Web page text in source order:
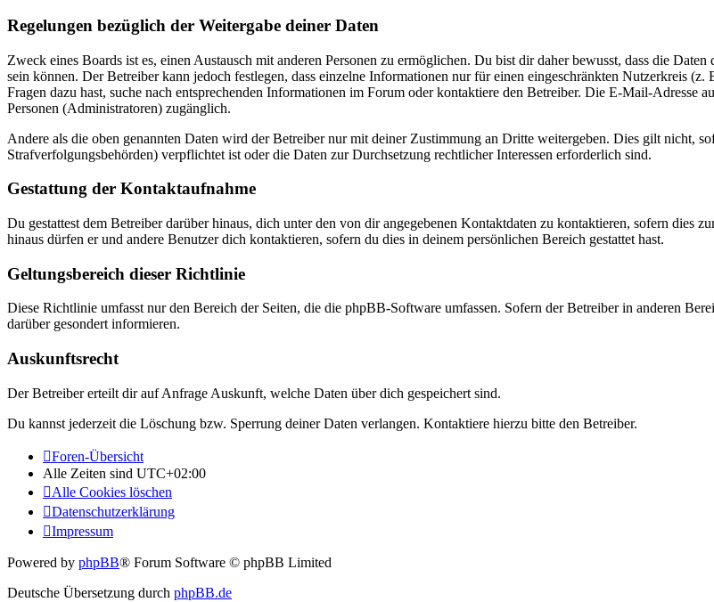
Regelungen bezüglich der Weitergabe deiner Daten
Zweck eines Boards ist es, einen Austausch mit anderen Personen zu ermöglichen. Du bist dir daher bewusst, dass die
sein können. Der Betreiber kann jedoch festlegen, dass einzelne Informationen nur für einen eingeschränkten Nutzerkreis
Fragen dazu hast, suche nach entsprechenden Informationen im Forum oder kontaktiere den Betreiber. Die E-Mail-Adresse
Personen (Administratoren) zugänglich.
Andere als die oben genannten Daten wird der Betreiber nur mit deiner Zustimmung an Dritte weitergeben. Dies gilt nicht,
Strafverfolgungsbehörden) verpflichtet ist oder die Daten zur Durchsetzung rechtlicher Interessen erforderlich sind.
Gestattung der Kontaktaufnahme
Du gestattest dem Betreiber darüber hinaus, dich unter den von dir angegebenen Kontaktdaten zu kontaktieren, sofern dies
hinaus dürfen er und andere Benutzer dich kontaktieren, sofern du dies in deinem persönlichen Bereich gestattet hast.
Geltungsbereich dieser Richtlinie
Diese Richtlinie umfasst nur den Bereich der Seiten, die die phpBB-Software umfassen. Sofern der Betreiber in anderen
darüber gesondert informieren.
Auskunftsrecht
Der Betreiber erteilt dir auf Anfrage Auskunft, welche Daten über dich gespeichert sind.
Du kannst jederzeit die Löschung bzw. Sperrung deiner Daten verlangen. Kontaktiere hierzu bitte den Betreiber.
Foren-Übersicht
Alle Zeiten sind UTC+02:00
Alle Cookies löschen
Datenschutzerklärung
Impressum
Powered by phpBB® Forum Software © phpBB Limited
Deutsche Übersetzung durch phpBB.de